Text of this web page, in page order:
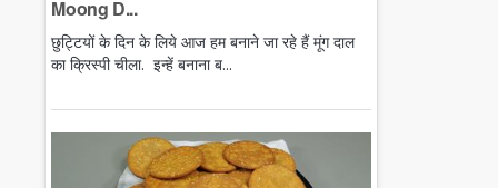
Moong D...
छुट्टियों के दिन के लिये आज हम बनाने जा रहे हैं मूंग दाल
का क्रिस्पी चीला. इन्हें बनाना ब...